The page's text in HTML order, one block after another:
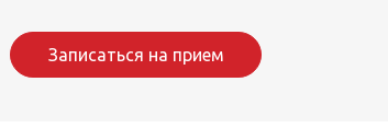
Записаться на прием